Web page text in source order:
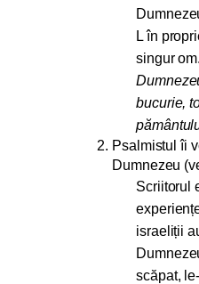
L în
singur
bucurie,
Psalmistul îi
Dumnezeu
Scriitorul
israeliții
scăpat,